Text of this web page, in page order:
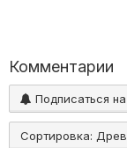
Комментарии
Подписаться
Сортировка: